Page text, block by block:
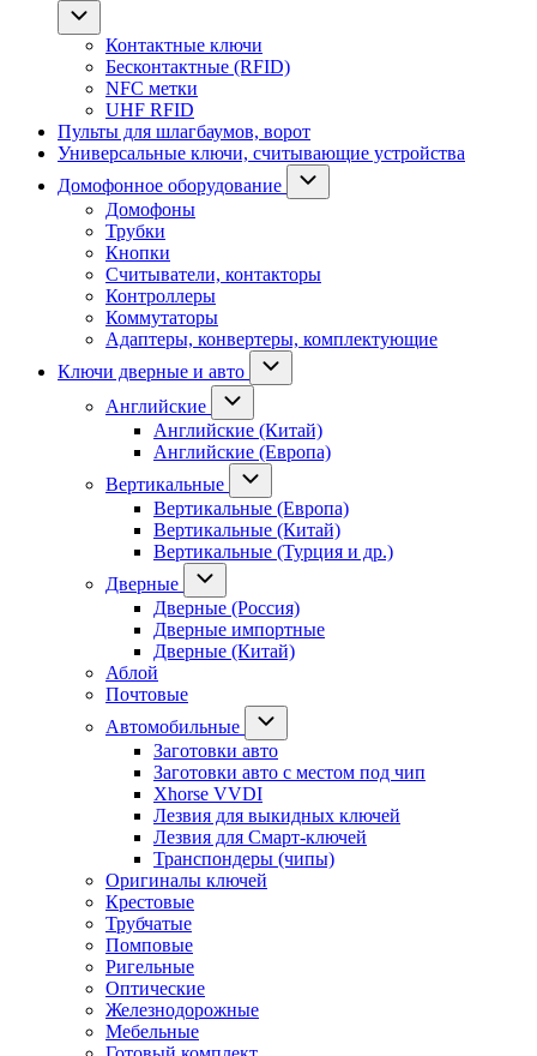
Контактные ключи
Бесконтактные (RFID)
NFC метки
UHF RFID
Пульты для шлагбаумов, ворот
Универсальные ключи, считывающие устройства
Домофонное оборудование
Домофоны
Трубки
Кнопки
Считыватели, контакторы
Контроллеры
Коммутаторы
Адаптеры, конвертеры, комплектующие
Ключи дверные и авто
Английские
Английские (Китай)
Английские (Европа)
Вертикальные
Вертикальные (Европа)
Вертикальные (Китай)
Вертикальные (Турция и др.)
Дверные
Дверные (Россия)
Дверные импортные
Дверные (Китай)
Аблой
Почтовые
Автомобильные
Заготовки авто
Заготовки авто с местом под чип
Xhorse VVDI
Лезвия для выкидных ключей
Лезвия для Смарт-ключей
Транспондеры (чипы)
Оригиналы ключей
Крестовые
Трубчатые
Помповые
Ригельные
Оптические
Железнодорожные
Мебельные